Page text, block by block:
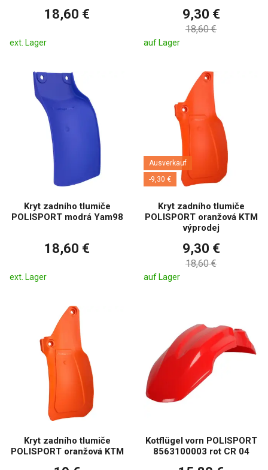
18,60 €
ext. Lager
9,30 €
18,60 €
auf Lager
Kryt zadního tlumiče
POLISPORT modrá Yam98
18,60 €
ext. Lager
Ausverkauf
-9,30 €
Kryt zadního tlumiče
POLISPORT oranžová KTM
výprodej
9,30 €
18,60 €
auf Lager
Kryt zadního tlumiče
POLISPORT oranžová KTM
Kotflügel vorn POLISPORT
8563100003 rot CR 04